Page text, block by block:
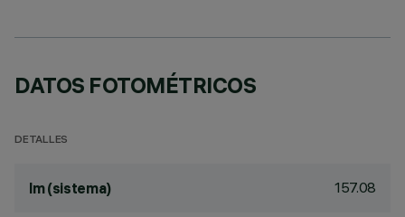
DATOS FOTOMÉTRICOS
DETALLES
lm (sistema) 157.08